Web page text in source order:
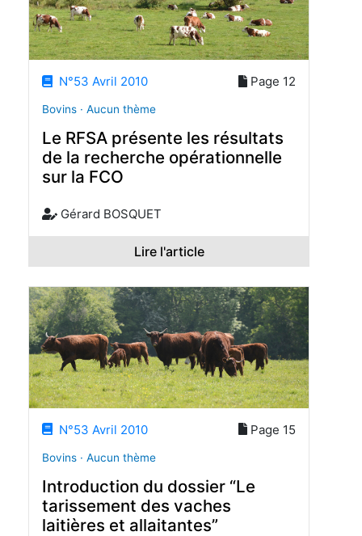
N°53 Avril 2010 Page 12
Bovins · Aucun thème
Le RFSA présente les résultats
de la recherche opérationnelle
sur la FCO
Gérard BOSQUET
Lire l'article
N°53 Avril 2010 Page 15
Bovins · Aucun thème
Introduction du dossier “Le
tarissement des vaches
laitières et allaitantes”